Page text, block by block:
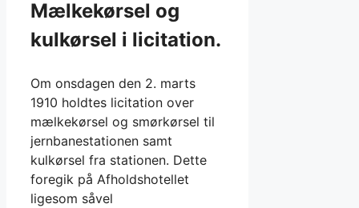
Mælkekørsel og
kulkørsel i licitation.
Om onsdagen den 2. marts
1910 holdtes licitation over
mælkekørsel og smørkørsel til
jernbanestationen samt
kulkørsel fra stationen. Dette
foregik på Afholdshotellet
ligesom såvel